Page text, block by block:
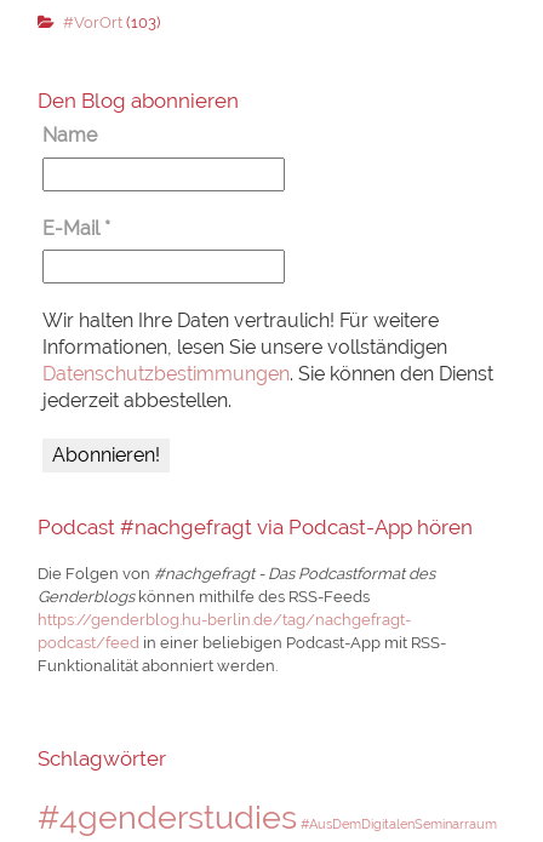
#VorOrt(103)
Den Blog abonnieren
Name
E-Mail *
Wir halten Ihre Daten vertraulich! Für weitere
Informationen, lesen Sie unsere vollständigen
Datenschutzbestimmungen. Sie können den Dienst
jederzeit abbestellen.
Podcast #nachgefragt via Podcast-App hören
Die Folgen von #nachgefragt - Das Podcastformat des
Genderblogskönnen mithilfe des RSS-Feeds
https://genderblog.hu-berlin.de/tag/nachgefragt-
podcast/feed in einer beliebigen Podcast-App mit RSS-
Funktionalität abonniert werden.
Schlagwörter
#4genderstudies #AusDemDigitalenSeminarraum